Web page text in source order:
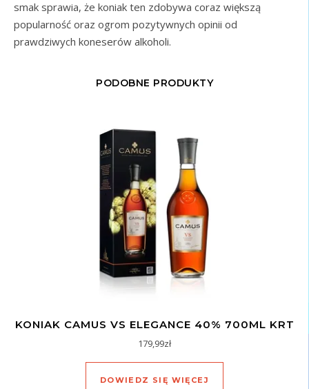
smak sprawia, że koniak ten zdobywa coraz większą
popularność oraz ogrom pozytywnych opinii od
prawdziwych koneserów alkoholi.
PODOBNE PRODUKTY
KONIAK CAMUS VS ELEGANCE 40% 700ML KRT
179,99zł
DOWIEDZ SIĘ WIĘCEJ